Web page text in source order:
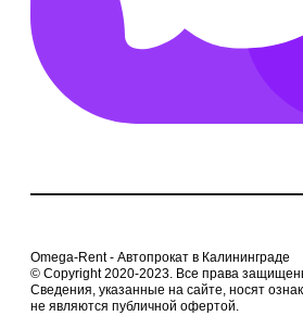
Omega-Rent - Автопрокат в Калининграде
© Copyright 2020-2023. Все права
Сведения, указанные на сайте, носят
не являются публичной офертой.